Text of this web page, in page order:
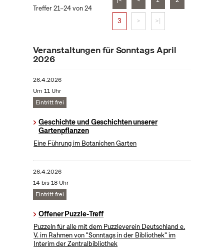
Treffer 21–24 von 24
3 > >|
Veranstaltungen für Sonntags April
2026
26.4.2026
Um 11 Uhr
Eintritt frei
Geschichte und Geschichten unserer
Gartenpflanzen
Eine Führung im Botanichen Garten
26.4.2026
14 bis 18 Uhr
Eintritt frei
Offener Puzzle-Treff
Puzzeln für alle mit dem Puzzleverein Deutschland e.
V. im Rahmen von "Sonntags in der Bibliothek" im
Interim der Zentralbibliothek